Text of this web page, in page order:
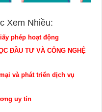
Xem Nhiều:
phép hoạt động
ĐẦU TƯ VÀ CÔNG NGHỆ
và phát triển dịch vụ
uy tín